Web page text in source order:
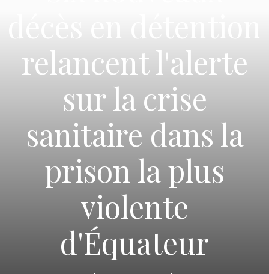
relancent l'alerte
sur la crise
sanitaire dans la
prison la plus
violente
d'Équateur